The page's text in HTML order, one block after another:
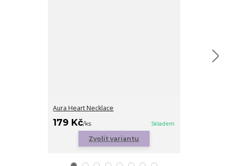
Aura Heart Necklace
179 Kč/ks Skladem
Zvolit variantu